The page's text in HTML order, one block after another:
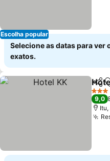
Escolha popular
Selecione as datas para ver
exatos.
3
9,0